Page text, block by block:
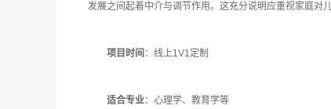
发展之间起着中介与调节作用。这充分说明应重视家庭对
项目时间 ：线上1V1定制
适合专业：心理学、教育学等